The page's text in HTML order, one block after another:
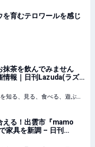
育むテロワールを感じ
抹茶を飲んでみません
情報｜日刊Lazuda(ラズ
食べる、遊ぶ、暮らす
える！出雲市『mamo
家具を新調 – 日刊